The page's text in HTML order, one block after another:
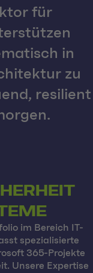
für
in
zu
resilient
im Bereich IT-
spezialisierte
365-Projekte
Unsere Expertise